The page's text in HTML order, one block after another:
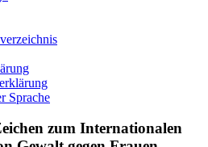
Sprache
zum Internationalen